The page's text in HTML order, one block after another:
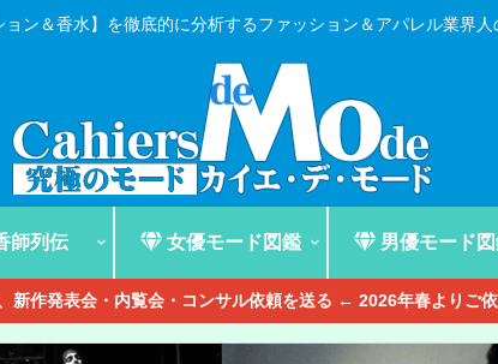
ョン＆香水】を徹底的に分析するファッション＆アパレル業界
師列伝 女優モード図鑑 男優モード
新作発表会・内覧会・コンサル依頼を送る ← 2026年春よりご依